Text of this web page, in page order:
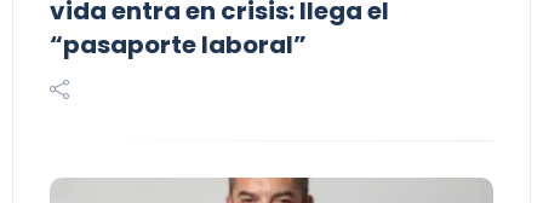
vida entra en crisis: llega el
“pasaporte laboral”